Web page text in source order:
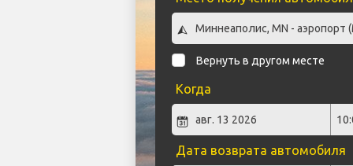
Вернуть в другом месте
Когда
Дата возврата автомобиля